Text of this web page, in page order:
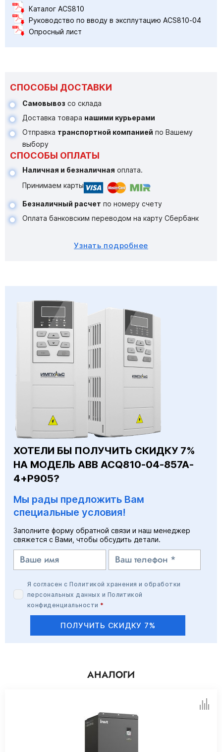
Каталог ACS810
Руководство по вводу в эксплутацию ACS810-04
Опросный лист
СПОСОБЫ ДОСТАВКИ
Самовывоз со склада
Доставка товара нашими курьерами
Отправка транспортной компанией по Вашему
выбору
СПОСОБЫ ОПЛАТЫ
Наличная и безналичная оплата.
Принимаем карты
Безналичный расчет по номеру счету
Оплата банковским переводом на карту Сбербанк
Узнать подробнее
ХОТЕЛИ БЫ ПОЛУЧИТЬ СКИДКУ 7%
НА МОДЕЛЬ ABB ACQ810-04-857A-
4+P905?
Мы рады предложить Вам
специальные условия!
Заполните форму обратной связи и наш менеджер
свяжется с Вами, чтобы обсудить детали.
Я согласен сПолитикой хранения и обработки
персональных данных и Политикой
конфиденциальности *
ПОЛУЧИТЬ СКИДКУ 7%
АНАЛОГИ